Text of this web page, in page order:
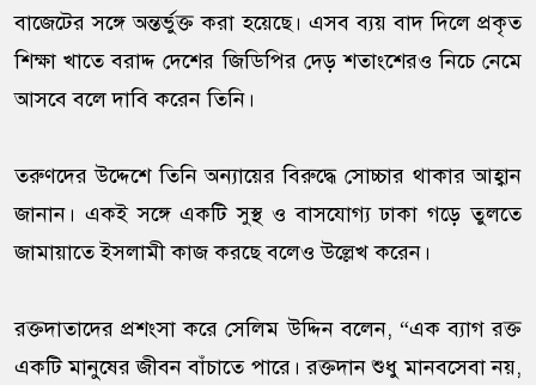
বাজেটের সঙ্গে অন্তর্ভুক্ত করা হয়েছে। এসব ব্যয় বাদ দিলে প্রকৃত
শিক্ষা খাতে বরাদ্দ দেশের জিডিপির দেড় শতাংশেরও নিচে নেমে
আসবে বলে দাবি করেন তিনি।
তরুণদের উদ্দেশে তিনি অন্যায়ের বিরুদ্ধে সোচ্চার থাকার আহ্বান
জানান। একই সঙ্গে একটি সুস্থ ও বাসযোগ্য ঢাকা গড়ে তুলতে
জামায়াতে ইসলামী কাজ করছে বলেও উল্লেখ করেন।
রক্তদাতাদের প্রশংসা করে সেলিম উদ্দিন বলেন, “এক ব্যাগ রক্ত
একটি মানুষের জীবন বাঁচাতে পারে। রক্তদান শুধু মানবসেবা নয়,